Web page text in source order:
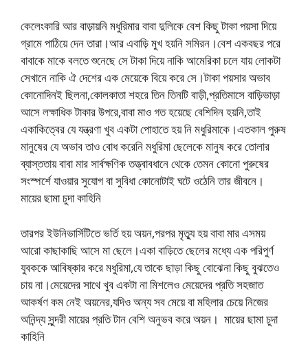
কেলেংকারি আর বাড়ায়নি মধুরিমার বাবা দুলিকে বেশ কিছু টাকা পয়সা দিয়ে
গ্রামে পাঠিয়ে দেন তারা।আর এবাড়ি মুখ হয়নি সমিরন।বেশ একবছর পরে
বাবাকে মাকে বলতে শুনেছে সে টাকা দিয়ে নাকি আমেরিকা চলে যায় লোকটা
সেখানে নাকি ঐ দেশের এক মেয়েকে বিয়ে করে সে।টাকা পয়সার অভাব
কোনোদিনই ছিলনা,কোলকাতা শহরে তিন তিনটি বাড়ী,প্রতিমাসে বাড়িভাড়া
আসে লক্ষাধিক টাকার উপরে,বাবা মাও গত হয়েছে বেশিদিন হয়নি,তাই
একাকিত্বের যে যন্ত্রণা খুব একটা পোহাতে হয় নি মধুরিমাকে।এতকাল পুরুষ
মানুষের যে অভাব তাও বোধ করেনি মধুরিমা ছেলেকে মানুষ করে তোলার
ব্যাস্ততায় বাবা মার সার্বক্ষণিক তত্ত্বাবধানে থেকে তেমন কোনো পুরুষের
সংস্পর্শে যাওয়ার সুযোগ বা সুবিধা কোনোটাই ঘটে ওঠেনি তার জীবনে।
মায়ের ছামা চুদা কাহিনি
তারপর ইউনিভার্সিটিতে ভর্তি হয় অয়ন,পরপর মৃত্যু হয় বাবা মার এসময়
আরো কাছাকাছি আসে মা ছেলে।একা বাড়িতে ছেলের মধ্যে এক পরিপুর্ণ
যুবককে আবিষ্কার করে মধুরিমা,যে তাকে ছাড়া কিছু বোঝেনা কিছু বুঝতেও
চায় না।মেয়েদের সাথে খুব একটা না মিশলেও মেয়েদের প্রতি সহজাত
আকর্ষণ কম নেই অয়নের,যদিও অন্য সব মেয়ে বা মহিলার চেয়ে নিজের
অনিন্দ্য সুন্দরী মায়ের প্রতি টান বেশি অনুভব করে অয়ন। মায়ের ছামা চুদা
কাহিনি